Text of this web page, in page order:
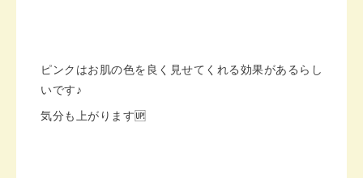
ピンクはお肌の色を良く見せてくれる効果があるらし
いです♪
気分も上がります🆙